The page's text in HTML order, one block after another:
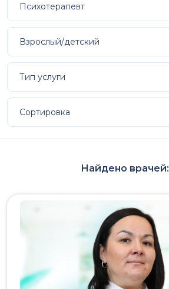
Психотерапевт
Взрослый/детский
Тип услуги
Сортировка
Найдено врачей: